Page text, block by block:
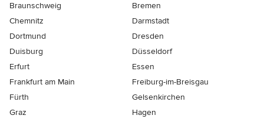
Braunschweig
Bremen
Chemnitz
Darmstadt
Dortmund
Dresden
Duisburg
Düsseldorf
Erfurt
Essen
Frankfurt am Main
Freiburg-im-Breisgau
Fürth
Gelsenkirchen
Graz
Hagen